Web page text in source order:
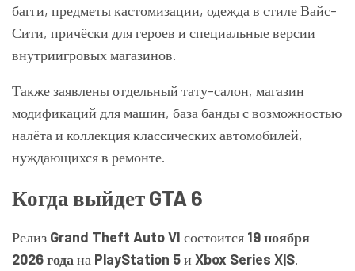
багги, предметы кастомизации, одежда в стиле Вайс-
Сити, причёски для героев и специальные версии
внутриигровых магазинов.
Также заявлены отдельный тату-салон, магазин
модификаций для машин, база банды с возможностью
налёта и коллекция классических автомобилей,
нуждающихся в ремонте.
Когда выйдет GTA 6
Релиз Grand Theft Auto VI состоится 19 ноября
2026 года на PlayStation 5и Xbox Series X|S.